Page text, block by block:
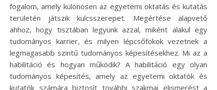
fogalom, amely különösen az egyetemi oktatás és kutatás
területén játszik kulcsszerepet. Megértése alapvető
ahhoz, hogy tisztában legyünk azzal, miként alakul egy
tudományos karrier, és milyen lépcsőfokok vezetnek a
legmagasabb szintű tudományos képesítésekhez. Mi az a
habilitáció és hogyan működik? A habilitáció egy olyan
tudományos képesítés, amely az egyetemi oktatók és
kutatók számára biztosít további szakmai elismerést a